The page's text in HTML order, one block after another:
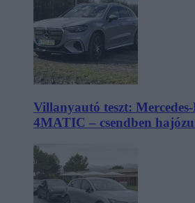
Villanyautó teszt:
4MATIC – csendben